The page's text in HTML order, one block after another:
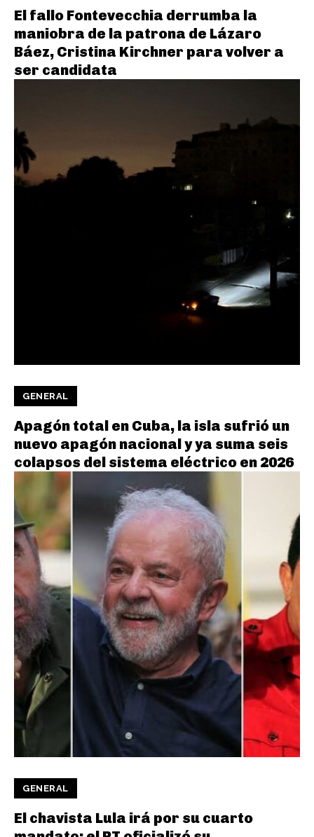
El fallo Fontevecchia derrumba la
maniobra de la patrona de Lázaro
Báez, Cristina Kirchner para volver a
ser candidata
GENERAL
Apagón total en Cuba, la isla sufrió un
nuevo apagón nacional y ya suma seis
colapsos del sistema eléctrico en 2026
GENERAL
El chavista Lula irá por su cuarto